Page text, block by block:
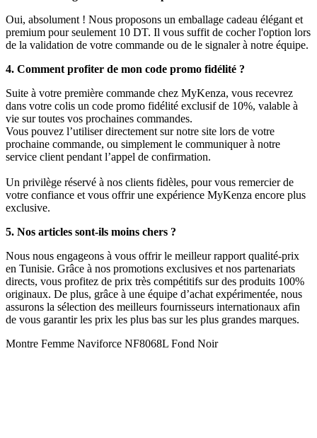
Oui, absolument ! Nous proposons un emballage cadeau élégant et
premium pour seulement 10 DT. Il vous suffit de cocher l'option lors
de la validation de votre commande ou de le signaler à notre équipe.
4. Comment profiter de mon code promo fidélité ?
Suite à votre première commande chez MyKenza, vous recevrez
dans votre colis un code promo fidélité exclusif de 10%, valable à
vie sur toutes vos prochaines commandes.
Vous pouvez l’utiliser directement sur notre site lors de votre
prochaine commande, ou simplement le communiquer à notre
service client pendant l’appel de confirmation.
Un privilège réservé à nos clients fidèles, pour vous remercier de
votre confiance et vous offrir une expérience MyKenza encore plus
exclusive.
5. Nos articles sont-ils moins chers ?
Nous nous engageons à vous offrir le meilleur rapport qualité-prix
en Tunisie. Grâce à nos promotions exclusives et nos partenariats
directs, vous profitez de prix très compétitifs sur des produits 100%
originaux. De plus, grâce à une équipe d’achat expérimentée, nous
assurons la sélection des meilleurs fournisseurs internationaux afin
de vous garantir les prix les plus bas sur les plus grandes marques.
Montre Femme Naviforce NF8068L Fond Noir